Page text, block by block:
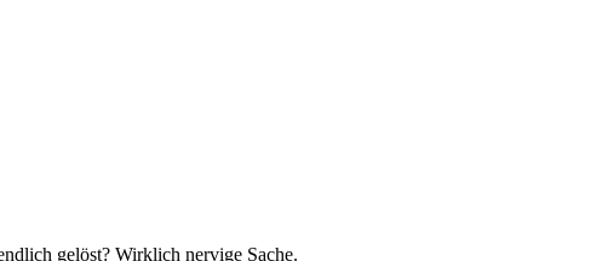
gelöst? Wirklich nervige Sache.